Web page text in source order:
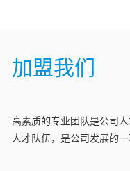
加盟我们
高素质的专业团队是公司
人才队伍，是公司发展的一